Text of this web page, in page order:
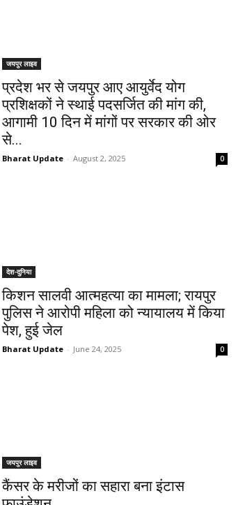
जयपुर लाइव
प्रदेश भर से जयपुर आए आयुर्वेद योग
प्रशिक्षकों ने स्थाई पदसर्जित की मांग की,
आगामी 10 दिन में मांगों पर सरकार की ओर
से...
Bharat Update - August 2, 2025 0
देश-दुनिया
किशन सालवी आत्महत्या का मामला; रायपुर
पुलिस ने आरोपी महिला को न्यायालय में किया
पेश, हुई जेल
Bharat Update - June 24, 2025 0
जयपुर लाइव
कैंसर के मरीजों का सहारा बना इंटास